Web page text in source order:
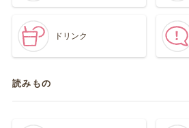
ドリンク
読みもの